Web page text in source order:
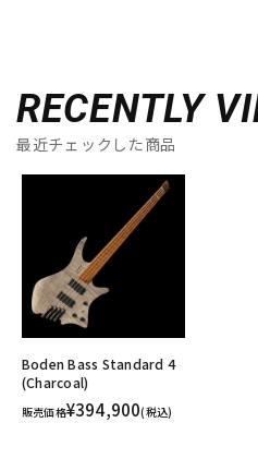
RECENTLY
最近チェックした商品
Boden Bass Standard 4
(Charcoal)
販売価格¥394,900(税込)